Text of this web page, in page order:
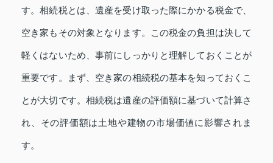
す。相続税とは、遺産を受け取った際にかかる税金で、
空き家もその対象となります。この税金の負担は決して
軽くはないため、事前にしっかりと理解しておくことが
重要です。まず、空き家の相続税の基本を知っておくこ
とが大切です。相続税は遺産の評価額に基づいて計算さ
れ、その評価額は土地や建物の市場価値に影響されま
す。